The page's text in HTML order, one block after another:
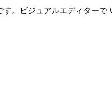
。ビジュアルエディターで